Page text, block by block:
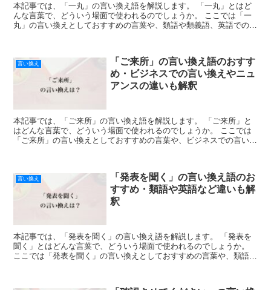
本記事では、「一丸」の言い換え語を解説します。 「一丸」とはど
んな言葉で、どういう場面で使われるのでしょうか。 ここでは「一
丸」の言い換えとしておすすめの言葉や、類語や類義語、英語での言
言い換え
「ご来所」の言い換え語のおすす
め・ビジネスでの言い換えやニュ
アンスの違いも解釈
本記事では、「ご来所」の言い換え語を解説します。 「ご来所」と
はどんな言葉で、どういう場面で使われるのでしょうか。 ここでは
「ご来所」の言い換えとしておすすめの言葉や、ビジネスでの言い換
言い換え
「発表を聞く」の言い換え語のお
すすめ・類語や英語など違いも解
釈
本記事では、「発表を聞く」の言い換え語を解説します。 「発表を
聞く」とはどんな言葉で、どういう場面で使われるのでしょうか。
ここでは「発表を聞く」の言い換えとしておすすめの言葉や、類語や